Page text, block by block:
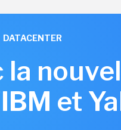
DATACENTER
et